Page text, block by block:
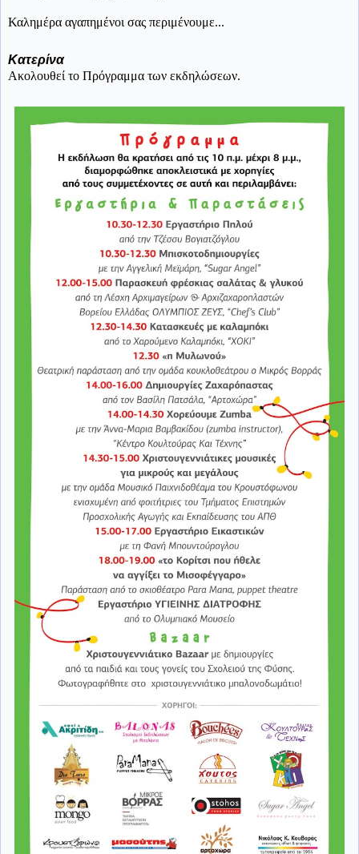
Καλημέρα αγαπημένοι σας περιμένουμε...
Κατερίνα
Ακολουθεί το Πρόγραμμα των εκδηλώσεων.